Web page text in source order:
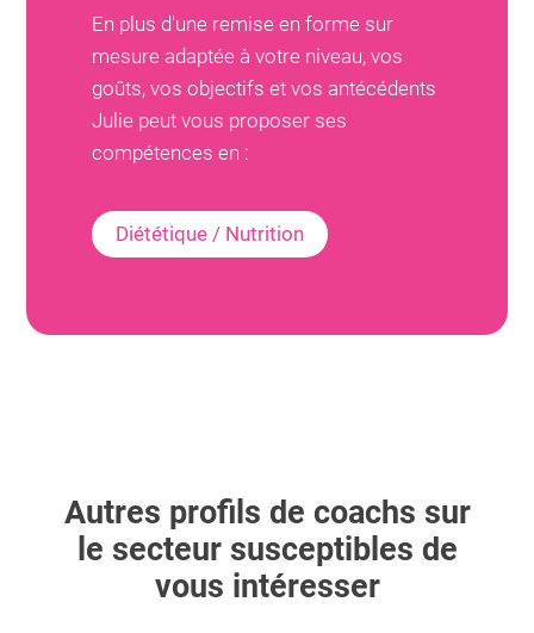
En plus d'une remise en forme sur
mesure adaptée à votre niveau, vos
goûts, vos objectifs et vos antécédents
Julie peut vous proposer ses
compétences en :
Diététique / Nutrition
Autres profils de coachs sur
le secteur susceptibles de
vous intéresser